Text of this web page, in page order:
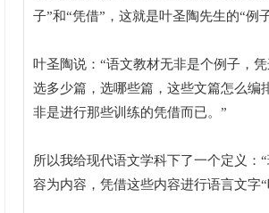
子”和“凭借”，这就是叶圣陶先生的“例
叶圣陶说：“语文教材无非是个例子，
选多少篇，选哪些篇，这些文篇怎么编
非是进行那些训练的凭借而已。”
所以我给现代语文学科下了一个定义
容为内容，凭借这些内容进行语言文字